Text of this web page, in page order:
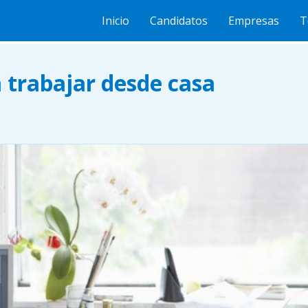
Inicio Candidatos Empresas
desde casa